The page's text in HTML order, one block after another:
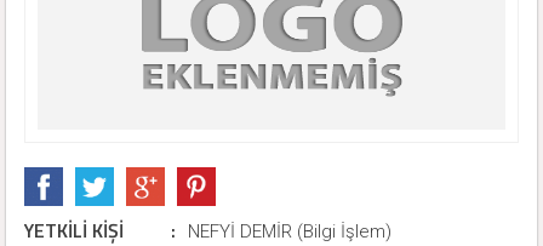
YETKİLİ KİŞİ : NEFYİ DEMİR (Bilgi İşlem)